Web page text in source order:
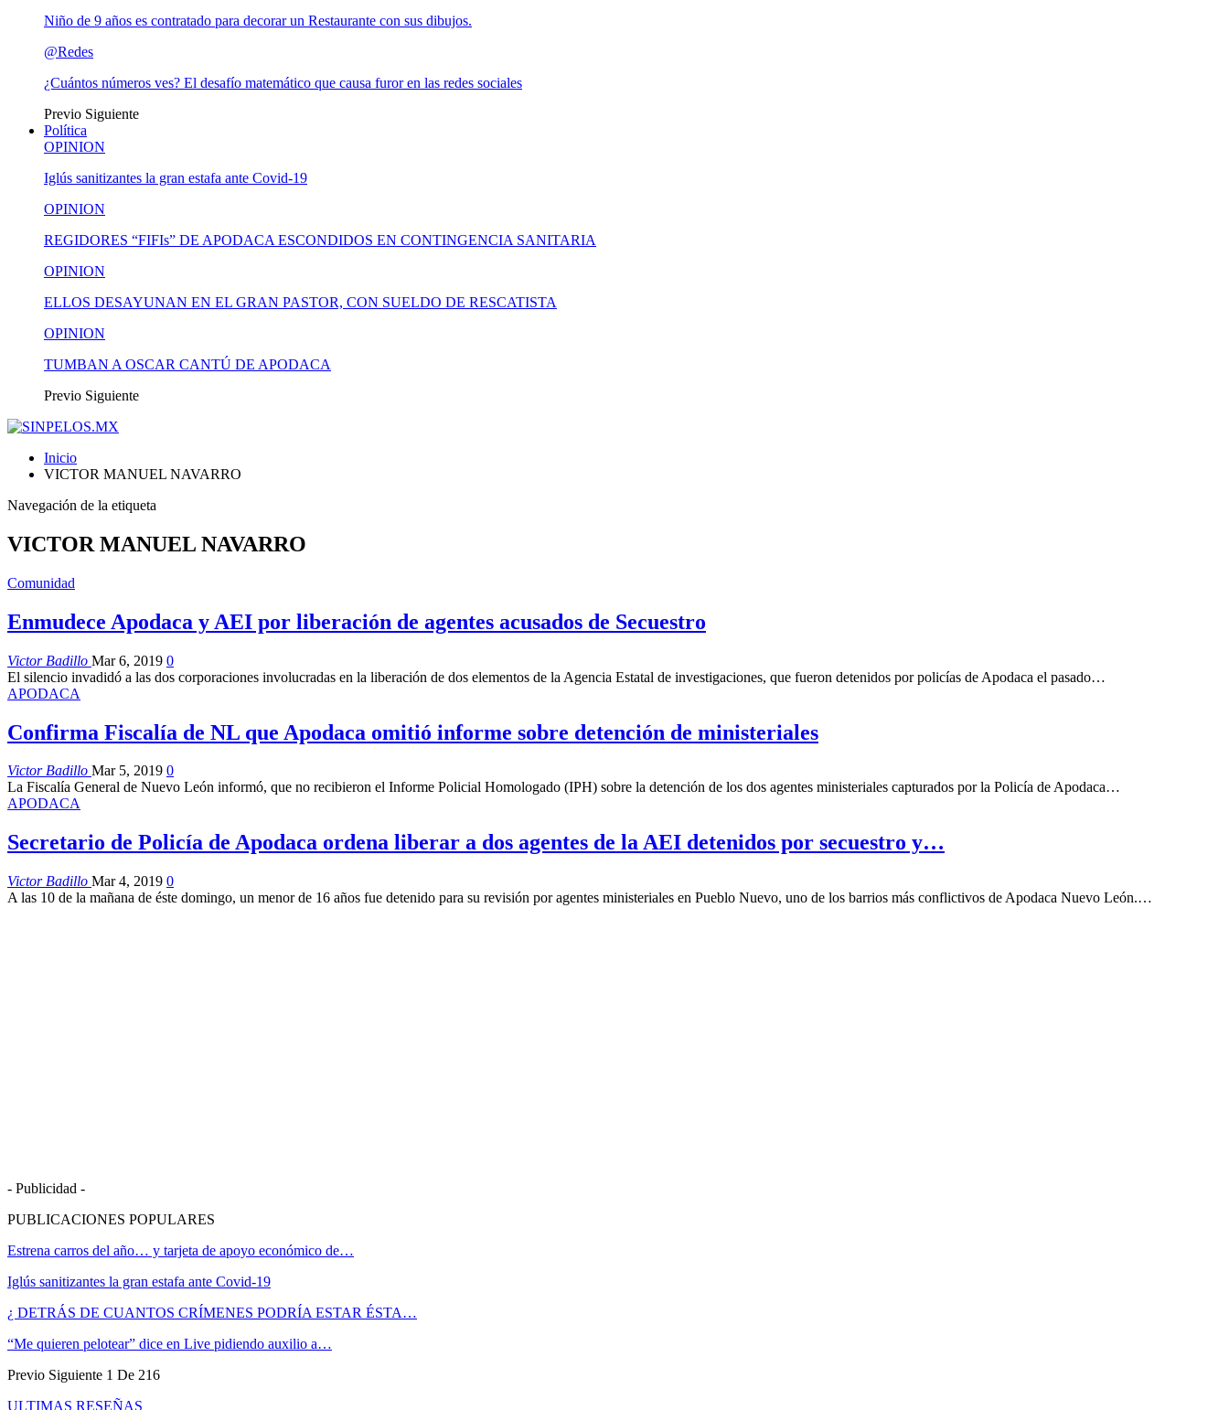
Niño de 9 años es contratado para decorar un Restaurante con sus dibujos.
@Redes
¿Cuántos números ves? El desafío matemático que causa furor en las redes sociales
Previo Siguiente
Política
OPINION
Iglús sanitizantes la gran estafa ante Covid-19
OPINION
REGIDORES “FIFIs” DE APODACA ESCONDIDOS EN CONTINGENCIA SANITARIA
OPINION
ELLOS DESAYUNAN EN EL GRAN PASTOR, CON SUELDO DE RESCATISTA
OPINION
TUMBAN A OSCAR CANTÚ DE APODACA
Previo Siguiente
Inicio
VICTOR MANUEL NAVARRO
Navegación de la etiqueta
VICTOR MANUEL NAVARRO
Comunidad
Enmudece Apodaca y AEI por liberación de agentes acusados de Secuestro
Victor Badillo Mar 6, 2019 0
El silencio invadidó a las dos corporaciones involucradas en la liberación de dos elementos de la Agencia Estatal de investigaciones, que fueron detenidos por policías de Apodaca el pasado…
APODACA
Confirma Fiscalía de NL que Apodaca omitió informe sobre detención de ministeriales
Victor Badillo Mar 5, 2019 0
La Fiscalía General de Nuevo León informó, que no recibieron el Informe Policial Homologado (IPH) sobre la detención de los dos agentes ministeriales capturados por la Policía de Apodaca…
APODACA
Secretario de Policía de Apodaca ordena liberar a dos agentes de la AEI detenidos por secuestro y…
Victor Badillo Mar 4, 2019 0
A las 10 de la mañana de éste domingo, un menor de 16 años fue detenido para su revisión por agentes ministeriales en Pueblo Nuevo, uno de los barrios más conflictivos de Apodaca Nuevo León.…
- Publicidad -
PUBLICACIONES POPULARES
Estrena carros del año… y tarjeta de apoyo económico de…
Iglús sanitizantes la gran estafa ante Covid-19
¿ DETRÁS DE CUANTOS CRÍMENES PODRÍA ESTAR ÉSTA…
“Me quieren pelotear” dice en Live pidiendo auxilio a…
Previo Siguiente 1 De 216
ULTIMAS RESEÑAS